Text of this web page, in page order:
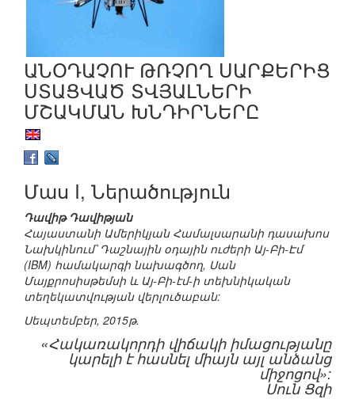
ԱՆՕԴԱՉՈՒ ԹՌՉՈՂ ՍԱՐՔԵՐԻՑ
ՍՏԱՑՎԱԾ ՏՎՅԱԼՆԵՐԻ
ՄՇԱԿՄԱՆ ԽՆԴԻՐՆԵՐԸ
Մաս I, Ներածություն
Դավիթ Դավիթյան
Հայաստանի Ամերիկյան Համալսարանի դասախոս
Նախկինում՝ Դաշնային օդային ուժերի Այ-Բի-Էմ
(IBM) համակարգի նախագծող, Սան
Մայքրոսիսթեմսի և Այ-Բի-էմ-ի տեխնիկական
տեղեկատվության վերլուծաբան:
Սեպտեմբեր, 2015թ.
«Հակառակորդի վիճակի իմացությանը
կարելի է հասնել միայն այլ անձանց
միջոցով»:
Սուն Ցզի